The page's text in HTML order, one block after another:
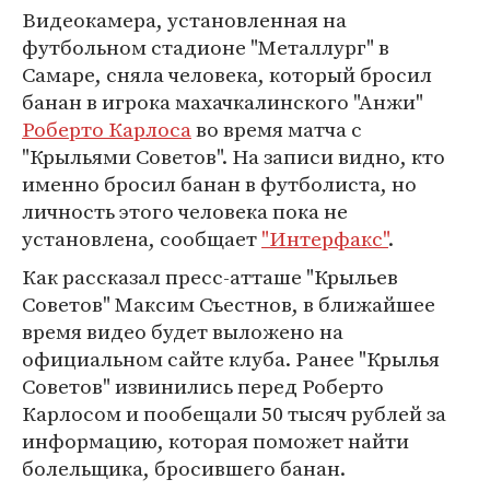
Видеокамера, установленная на
футбольном стадионе "Металлург" в
Самаре, сняла человека, который бросил
банан в игрока махачкалинского "Анжи"
Роберто Карлосаво время матча с
"Крыльями Советов". На записи видно, кто
именно бросил банан в футболиста, но
личность этого человека пока не
установлена, сообщает"Интерфакс".
Как рассказал пресс-атташе "Крыльев
Советов" Максим Съестнов, в ближайшее
время видео будет выложено на
официальном сайте клуба. Ранее "Крылья
Советов" извинились перед Роберто
Карлосом и пообещали 50 тысяч рублей за
информацию, которая поможет найти
болельщика, бросившего банан.